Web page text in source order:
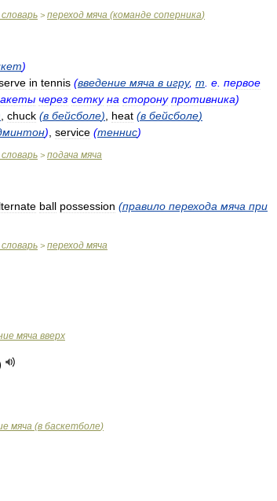
словарь > переход мяча (команде соперника)
)
in tennis (введение мяча в игру, т е первое
через сетку на сторону противника)
chuck (в бейсболе) heat (в бейсболе)
) service (теннис)
словарь > подача мяча
ball possession (правило перехода мяча при
словарь > переход мяча
мяча вверх
мяча (в баскетболе)